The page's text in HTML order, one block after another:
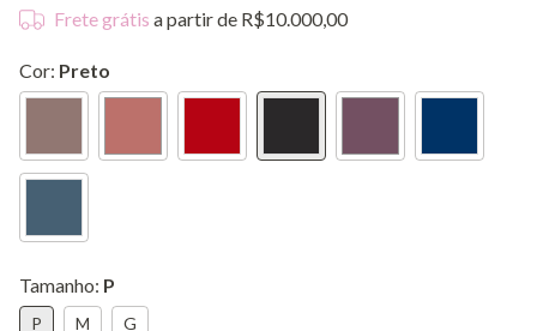
Frete grátis a partir de R$10.000,00
Cor: Preto
Tamanho: P
P M G